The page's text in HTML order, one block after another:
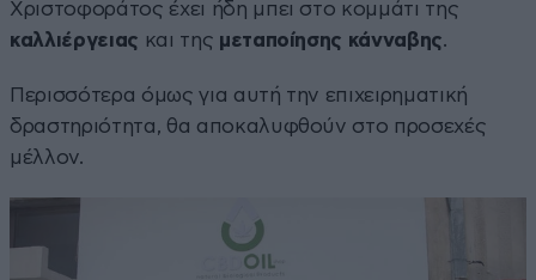
Χριστοφοράτος έχει ήδη μπει στο κομμάτι της
καλλιέργειας και της μεταποίησης κάνναβης.
Περισσότερα όμως για αυτή την επιχειρηματική
δραστηριότητα, θα αποκαλυφθούν στο προσεχές
μέλλον.